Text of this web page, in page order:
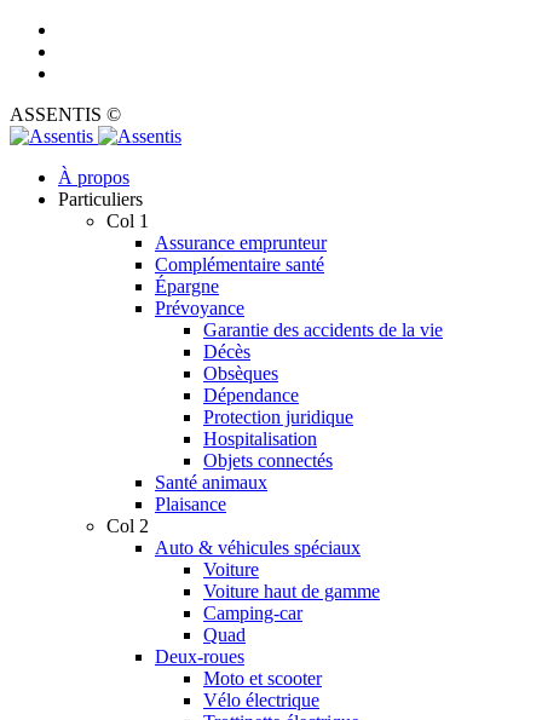
ASSENTIS ©
À propos
Particuliers
Col 1
Assurance emprunteur
Complémentaire santé
Épargne
Prévoyance
Garantie des accidents de la vie
Décès
Obsèques
Dépendance
Protection juridique
Hospitalisation
Objets connectés
Santé animaux
Plaisance
Col 2
Auto & véhicules spéciaux
Voiture
Voiture haut de gamme
Camping-car
Quad
Deux-roues
Moto et scooter
Vélo électrique